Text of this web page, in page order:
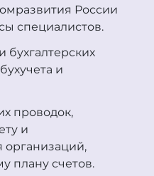
России
специалистов.
бухгалтерских
и
проводок,
и
плану счетов.